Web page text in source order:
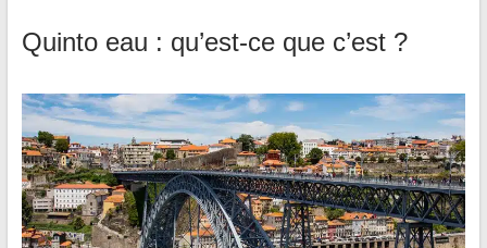
Quinto eau : qu’est-ce que c’est ?